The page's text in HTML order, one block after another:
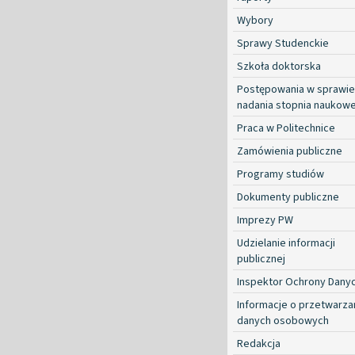
Wybory
Sprawy Studenckie
Szkoła doktorska
Postępowania w sprawie
nadania stopnia
Praca w Politechnice
Zamówienia publiczne
Programy studiów
Dokumenty publiczne
Imprezy PW
Udzielanie informacji
publicznej
Inspektor Ochrony
Informacje o
danych osobowych
Redakcja